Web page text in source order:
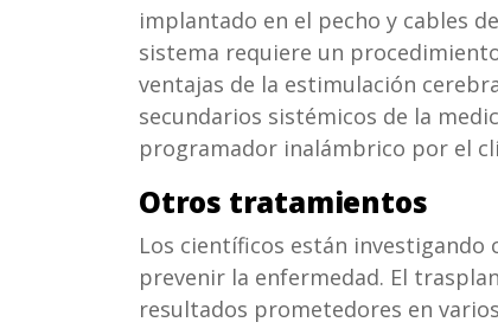
implantado en el pecho y cables
sistema requiere un
ventajas de la estimulación
secundarios sistémicos de la
programador inalámbrico por el
Otros tratamientos
Los científicos están
prevenir la enfermedad. El
resultados prometedores en